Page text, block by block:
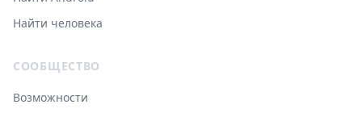
Найти человека
СООБЩЕСТВО
Возможности